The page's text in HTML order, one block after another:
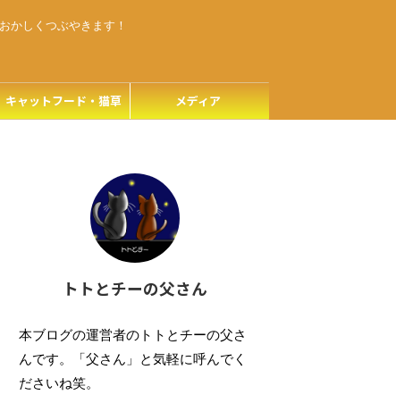
かしくつぶやきます！
キャットフード・猫草 メディア
トトとチーの父さん
本ブログの運営者のトトとチーの父さ
んです。「父さん」と気軽に呼んでく
ださいね笑。